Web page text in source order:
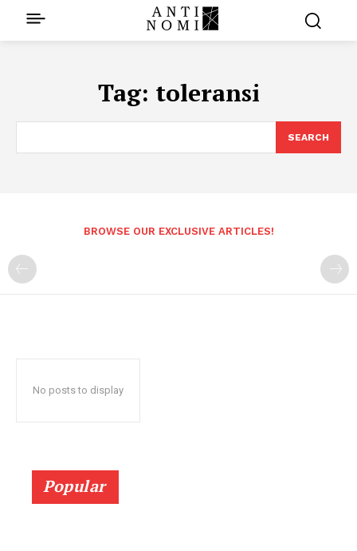
Tag: toleransi
SEARCH
BROWSE OUR EXCLUSIVE ARTICLES!
No posts to display
Popular